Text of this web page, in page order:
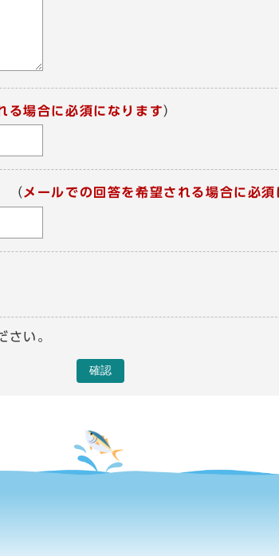
る場合に必須になります）
（メールでの回答を希望される場合に必須
さい。
確認